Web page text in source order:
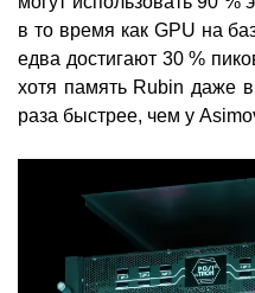
в то время как GPU на
едва достигают 30 %
хотя память Rubin даже
раза быстрее, чем у